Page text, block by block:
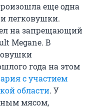
еще одна
легковушки.
на запрещающий
Megane. В
года на этом
с участием
области. У
мясом,